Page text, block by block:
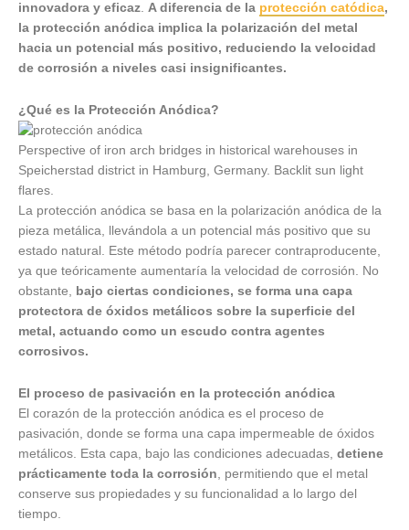
innovadora y eficaz. A diferencia de la protección catódica,
la protección anódica implica la polarización del metal
hacia un potencial más positivo, reduciendo la velocidad
de corrosión a niveles casi insignificantes.
¿Qué es la Protección Anódica?
Perspective of iron arch bridges in historical warehouses in
Speicherstad district in Hamburg, Germany. Backlit sun light
flares.
La protección anódica se basa en la polarización anódica de la
pieza metálica, llevándola a un potencial más positivo que su
estado natural. Este método podría parecer contraproducente,
ya que teóricamente aumentaría la velocidad de corrosión. No
obstante, bajo ciertas condiciones, se forma una capa
protectora de óxidos metálicos sobre la superficie del
metal, actuando como un escudo contra agentes
corrosivos.
El proceso de pasivación en la protección anódica
El corazón de la protección anódica es el proceso de
pasivación, donde se forma una capa impermeable de óxidos
metálicos. Esta capa, bajo las condiciones adecuadas, detiene
prácticamente toda la corrosión, permitiendo que el metal
conserve sus propiedades y su funcionalidad a lo largo del
tiempo.